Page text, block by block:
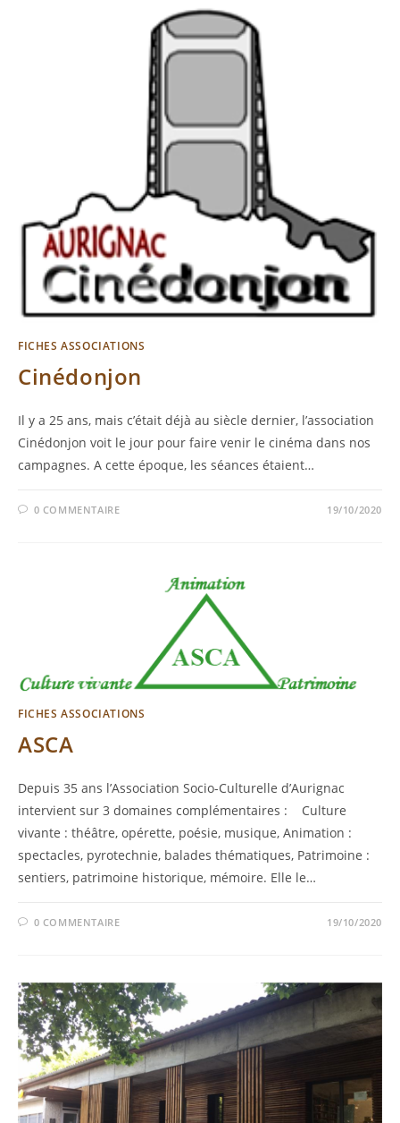
FICHES ASSOCIATIONS
Cinédonjon
Il y a 25 ans, mais c’était déjà au siècle dernier, l’association
Cinédonjon voit le jour pour faire venir le cinéma dans nos
campagnes. A cette époque, les séances étaient…
0 COMMENTAIRE 19/10/2020
FICHES ASSOCIATIONS
ASCA
Depuis 35 ans l’Association Socio-Culturelle d’Aurignac
intervient sur 3 domaines complémentaires : Culture
vivante : théâtre, opérette, poésie, musique, Animation :
spectacles, pyrotechnie, balades thématiques, Patrimoine :
sentiers, patrimoine historique, mémoire. Elle le…
0 COMMENTAIRE 19/10/2020